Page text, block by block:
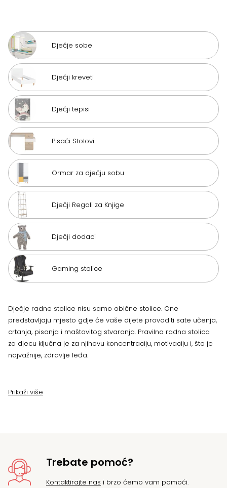
Dječje sobe
Dječji kreveti
Dječji tepisi
Pisaći Stolovi
Ormar za dječju sobu
Dječji Regali za Knjige
Dječji dodaci
Gaming stolice
Dječje radne stolice nisu samo obične stolice. One
predstavljaju mjesto gdje će vaše dijete provoditi sate učenja,
crtanja, pisanja i maštovitog stvaranja. Pravilna radna stolica
za djecu ključna je za njihovu koncentraciju, motivaciju i, što je
najvažnije, zdravlje leđa.
Prikaži više
Trebate pomoć?
Kontaktirajte nas i brzo ćemo vam pomoći.